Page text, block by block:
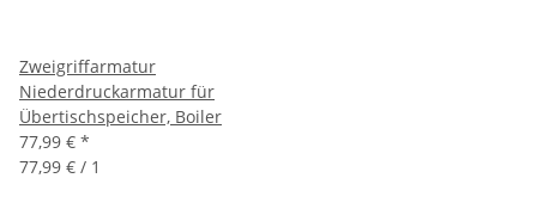
Zweigriffarmatur
Niederdruckarmatur für
Übertischspeicher, Boiler
77,99 € *
77,99 € / 1